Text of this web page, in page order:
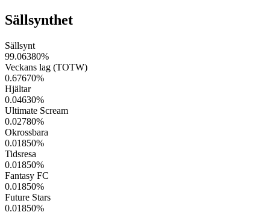
Sällsynthet
Sällsynt
99.06380%
Veckans lag (TOTW)
0.67670%
Hjältar
0.04630%
Ultimate Scream
0.02780%
Okrossbara
0.01850%
Tidsresa
0.01850%
Fantasy FC
0.01850%
Future Stars
0.01850%